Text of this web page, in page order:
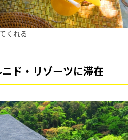
くれる
ド・リゾーツに滞在